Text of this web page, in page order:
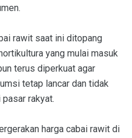
rawit saat ini ditopang
yang mulai masuk
terus diperkuat agar
tetap lancar dan tidak
rakyat.
harga cabai rawit di